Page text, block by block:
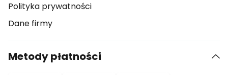
Polityka prywatności
Dane firmy
Metody płatności